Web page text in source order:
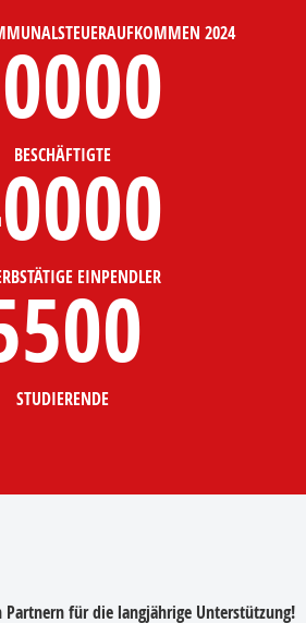
2024
BESCHÄFTIGTE
EINPENDLER
STUDIERENDE
für die langjährige Unterstützung!